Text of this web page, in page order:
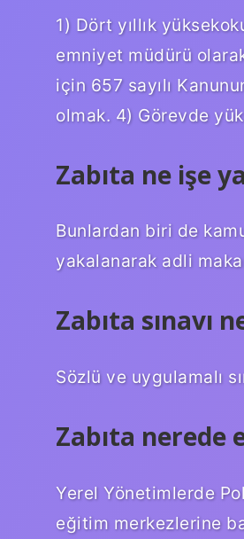
1) Dört yıllık
emniyet müdürü
için 657 sayılı
olmak. 4) Görevde
Zabıta ne işe
Bunlardan biri de
yakalanarak adli
Zabıta sınavı
Sözlü ve uygulamalı
Zabıta nerede
Yerel Yönetimlerde
eğitim merkezlerine